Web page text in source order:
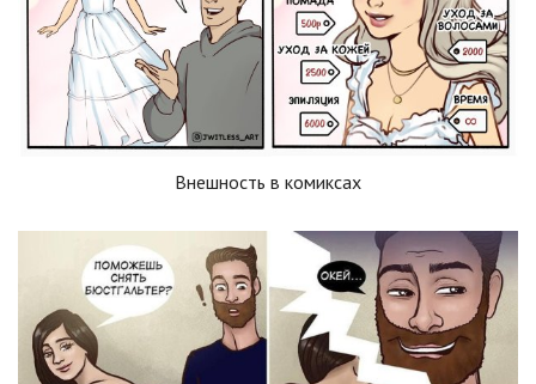
Внешность в комиксах